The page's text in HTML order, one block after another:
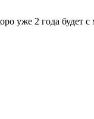
уже 2 года будет с